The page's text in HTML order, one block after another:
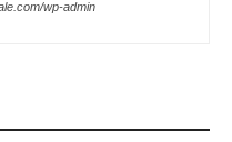
wp-admin